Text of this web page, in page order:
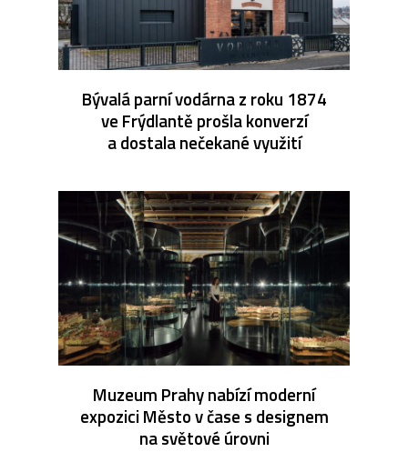
Bývalá parní vodárna z roku 1874
ve Frýdlantě prošla konverzí
a dostala nečekané využití
Muzeum Prahy nabízí moderní
expozici Město v čase s designem
na světové úrovni